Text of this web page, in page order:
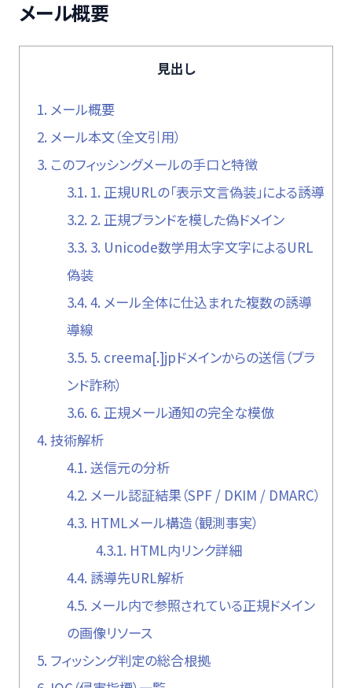
メール概要
見出し
1. メール概要
2. メール本文（全文引用）
3. このフィッシングメールの手口と特徴
3.1. 1. 正規URLの「表示文言偽装」による誘導
3.2. 2. 正規ブランドを模した偽ドメイン
3.3. 3. Unicode数学用太字文字によるURL
偽装
3.4. 4. メール全体に仕込まれた複数の誘導
導線
3.5. 5. creema[.]jpドメインからの送信（ブラ
ンド詐称）
3.6. 6. 正規メール通知の完全な模倣
4. 技術解析
4.1. 送信元の分析
4.2. メール認証結果（SPF / DKIM / DMARC）
4.3. HTMLメール構造（観測事実）
4.3.1. HTML内リンク詳細
4.4. 誘導先URL解析
4.5. メール内で参照されている正規ドメイン
の画像リソース
5. フィッシング判定の総合根拠